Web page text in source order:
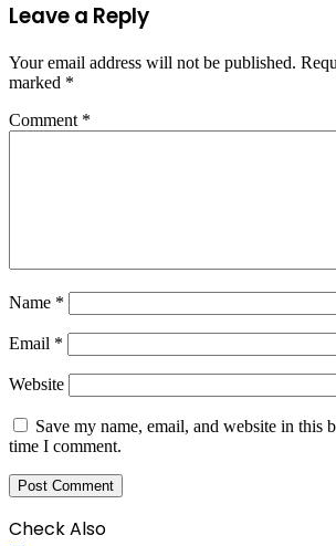
Leave a Reply
Your email address will not be published.
marked *
Comment *
Name *
Email *
Website
Save my name, email, and website in this
time I comment.
Check Also